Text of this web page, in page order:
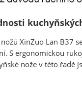
nožů XinZuo Lan B37
S ergonomickou
nože v této řadě